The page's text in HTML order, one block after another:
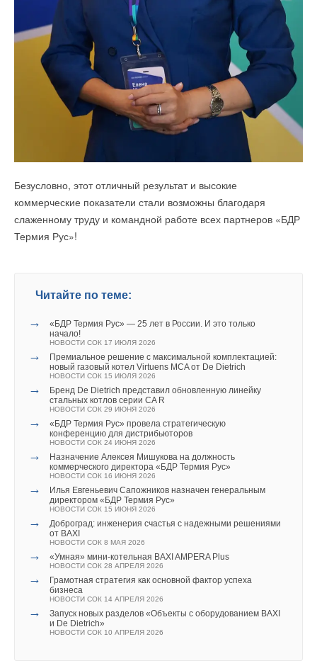
Безусловно, этот отличный результат и высокие
коммерческие показатели стали возможны благодаря
слаженному труду и командной работе всех партнеров «БДР
Термия Рус»!
Читайте по теме:
→
«БДР Термия Рус» — 25 лет в России. И это только
начало!
НОВОСТИ СОК 17 ИЮЛЯ 2026
→
Премиальное решение с максимальной комплектацией:
новый газовый котел Virtuens MCA от De Dietrich
НОВОСТИ СОК 15 ИЮЛЯ 2026
→
Бренд De Dietrich представил обновленную линейку
стальных котлов серии CA R
НОВОСТИ СОК 29 ИЮНЯ 2026
→
«БДР Термия Рус» провела стратегическую
конференцию для дистрибьюторов
НОВОСТИ СОК 24 ИЮНЯ 2026
→
Назначение Алексея Мишукова на должность
коммерческого директора «БДР Термия Рус»
НОВОСТИ СОК 16 ИЮНЯ 2026
→
Илья Евгеньевич Сапожников назначен генеральным
директором «БДР Термия Рус»
НОВОСТИ СОК 15 ИЮНЯ 2026
→
Доброград: инженерия счастья с надежными решениями
от BAXI
НОВОСТИ СОК 8 МАЯ 2026
→ «Умная» мини-котельная BAXI AMPERA Plus
НОВОСТИ СОК 28 АПРЕЛЯ 2026
→
Грамотная стратегия как основной фактор успеха
бизнеса
НОВОСТИ СОК 14 АПРЕЛЯ 2026
→
Запуск новых разделов «Объекты с оборудованием BAXI
и De Dietrich»
НОВОСТИ СОК 10 АПРЕЛЯ 2026